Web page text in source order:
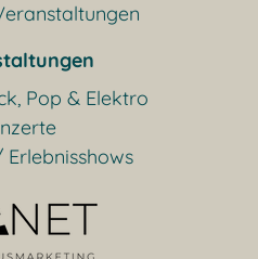
Pop & Elektro